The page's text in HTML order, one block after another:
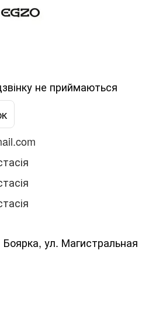
не приймаються
Боярка, ул. Магистральная